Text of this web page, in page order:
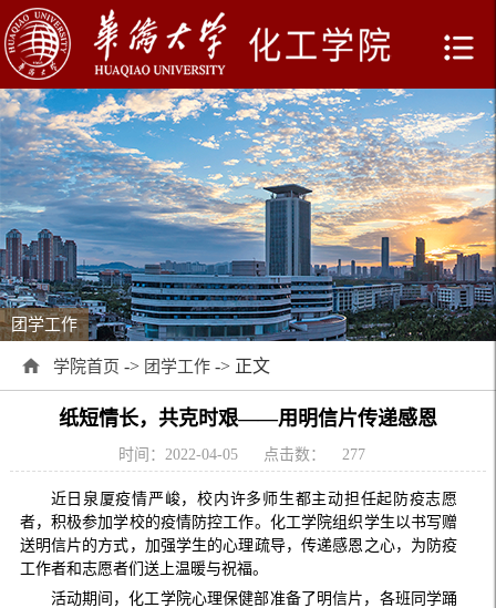
团学工作
学院首页 -> 团学工作 -> 正文
纸短情长，共克时艰——用明信片传递感恩
时间：2022-04-05 点击数： 277
近日泉厦疫情严峻，校内许多师生都主动担任起防疫志愿
者，积极参加学校的疫情防控工作。化工学院组织学生以书写赠
送明信片的方式，加强学生的心理疏导，传递感恩之心，为防疫
工作者和志愿者们送上温暖与祝福。
活动期间，化工学院心理保健部准备了明信片，各班同学踊